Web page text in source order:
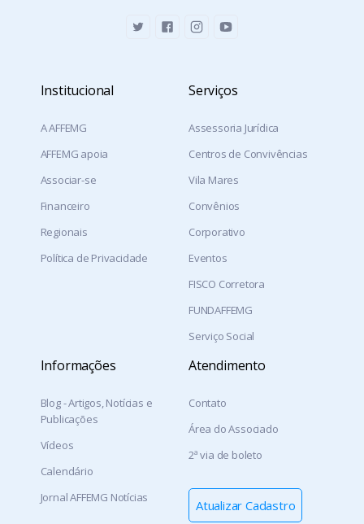
Institucional
A AFFEMG
AFFEMG apoia
Associar-se
Financeiro
Regionais
Política de Privacidade
Serviços
Assessoria Jurídica
Centros de Convivências
Vila Mares
Convênios
Corporativo
Eventos
FISCO Corretora
FUNDAFFEMG
Serviço Social
Informações
Blog - Artigos, Notícias e
Publicações
Vídeos
Calendário
Jornal AFFEMG Notícias
Atendimento
Contato
Área do Associado
2ª via de boleto
Atualizar Cadastro